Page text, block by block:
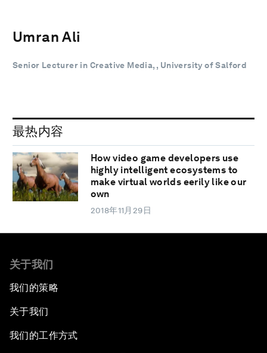
Umran Ali
Senior Lecturer in Creative Media, , University of Salford
最热内容
How video game developers use
highly intelligent ecosystems to
make virtual worlds eerily like our
own
2018年11月29日
关于我们
我们的策略
关于我们
我们的工作方式